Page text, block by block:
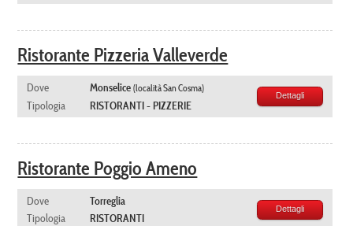
Ristorante Pizzeria Valleverde
Dove Monselice(località San Cosma)
Tipologia RISTORANTI - PIZZERIE
Dettagli
Ristorante Poggio Ameno
Dove
Torreglia
Tipologia
RISTORANTI
Dettagli